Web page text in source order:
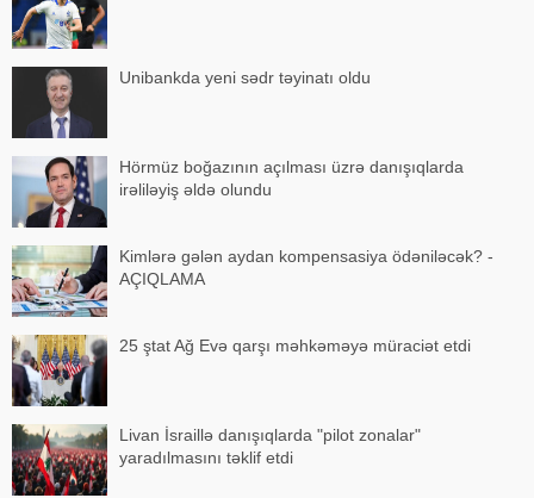
Unibankda yeni sədr təyinatı oldu
Hörmüz boğazının açılması üzrə danışıqlarda
irəliləyiş əldə olundu
Kimlərə gələn aydan kompensasiya ödəniləcək? -
AÇIQLAMA
25 ştat Ağ Evə qarşı məhkəməyə müraciət etdi
Livan İsraillə danışıqlarda "pilot zonalar"
yaradılmasını təklif etdi